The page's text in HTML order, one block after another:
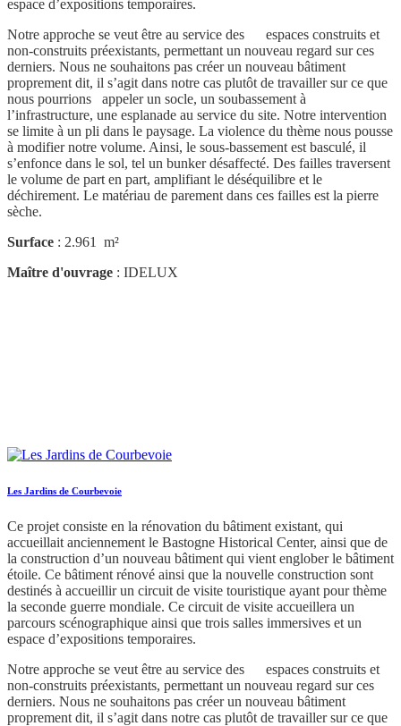
espace d’expositions temporaires.
Notre approche se veut être au service des espaces construits et
non-construits préexistants, permettant un nouveau regard sur ces
derniers. Nous ne souhaitons pas créer un nouveau bâtiment
proprement dit, il s’agit dans notre cas plutôt de travailler sur ce que
nous pourrions appeler un socle, un soubassement à
l’infrastructure, une esplanade au service du site. Notre intervention
se limite à un pli dans le paysage. La violence du thème nous pousse
à modifier notre volume. Ainsi, le sous-bassement est basculé, il
s’enfonce dans le sol, tel un bunker désaffecté. Des failles traversent
le volume de part en part, amplifiant le déséquilibre et le
déchirement. Le matériau de parement dans ces failles est la pierre
sèche.
Surface : 2.961 m²
Maître d'ouvrage : IDELUX
Les Jardins de Courbevoie
Ce projet consiste en la rénovation du bâtiment existant, qui
accueillait anciennement le Bastogne Historical Center, ainsi que de
la construction d’un nouveau bâtiment qui vient englober le bâtiment
étoile. Ce bâtiment rénové ainsi que la nouvelle construction sont
destinés à accueillir un circuit de visite touristique ayant pour thème
la seconde guerre mondiale. Ce circuit de visite accueillera un
parcours scénographique ainsi que trois salles immersives et un
espace d’expositions temporaires.
Notre approche se veut être au service des espaces construits et
non-construits préexistants, permettant un nouveau regard sur ces
derniers. Nous ne souhaitons pas créer un nouveau bâtiment
proprement dit, il s’agit dans notre cas plutôt de travailler sur ce que